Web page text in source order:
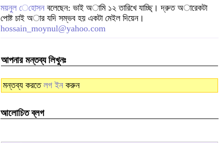
ময়নুল েহােসন বলেছেন: ভাই অামি ১২ তারিখে যাচ্ছি্। দ্রুত অারেকটা
পোষ্ট চাই অার যদি সম্ভব হয় একটা মেইল দিয়েন।
hossain_moynul@yahoo.com
আপনার মন্তব্য লিখুনঃ
মন্তব্য করতে লগ ইন করুন
আলোচিত ব্লগ